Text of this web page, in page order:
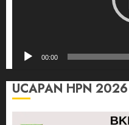
00:00
UCAPAN HPN 2026